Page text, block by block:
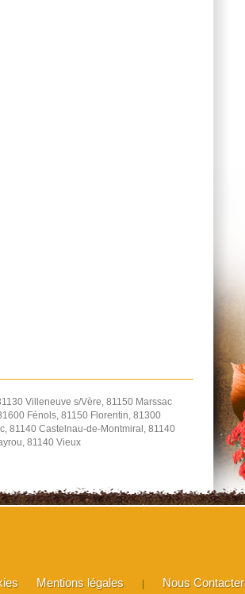
Villeneuve s/Vère, 81150 Marssac
Fénols, 81150 Florentin, 81300
81140 Castelnau-de-Montmiral, 81140
81140 Vieux
Mentions légales | Nous Contacter